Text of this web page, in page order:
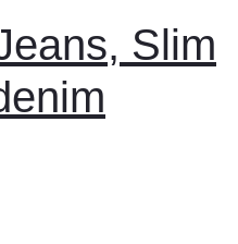
Slim